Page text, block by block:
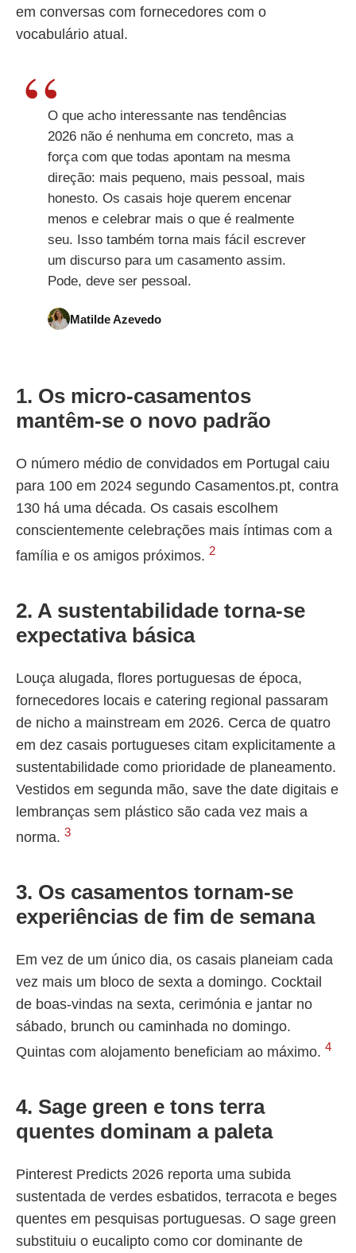
em conversas com fornecedores com o
vocabulário atual.
O que acho interessante nas tendências
2026 não é nenhuma em concreto, mas a
força com que todas apontam na mesma
direção: mais pequeno, mais pessoal, mais
honesto. Os casais hoje querem encenar
menos e celebrar mais o que é realmente
seu. Isso também torna mais fácil escrever
um discurso para um casamento assim.
Pode, deve ser pessoal.
Matilde Azevedo
1. Os micro-casamentos
mantêm-se o novo padrão
O número médio de convidados em Portugal caiu
para 100 em 2024 segundo Casamentos.pt, contra
130 há uma década. Os casais escolhem
conscientemente celebrações mais íntimas com a
família e os amigos próximos. 2
2. A sustentabilidade torna-se
expectativa básica
Louça alugada, flores portuguesas de época,
fornecedores locais e catering regional passaram
de nicho a mainstream em 2026. Cerca de quatro
em dez casais portugueses citam explicitamente a
sustentabilidade como prioridade de planeamento.
Vestidos em segunda mão, save the date digitais e
lembranças sem plástico são cada vez mais a
norma. 3
3. Os casamentos tornam-se
experiências de fim de semana
Em vez de um único dia, os casais planeiam cada
vez mais um bloco de sexta a domingo. Cocktail
de boas-vindas na sexta, cerimónia e jantar no
sábado, brunch ou caminhada no domingo.
Quintas com alojamento beneficiam ao máximo. 4
4. Sage green e tons terra
quentes dominam a paleta
Pinterest Predicts 2026 reporta uma subida
sustentada de verdes esbatidos, terracota e beges
quentes em pesquisas portuguesas. O sage green
substituiu o eucalipto como cor dominante de